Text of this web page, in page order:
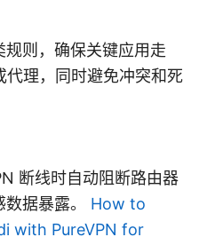
则，确保关键应用走
理，同时避免冲突和死
断线时自动阻断路由器
据暴露。 How to
with PureVPN for